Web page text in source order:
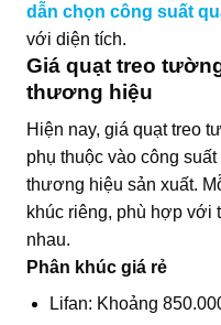
dẫn chọn công suất
với diện tích.
Giá quạt treo
thương hiệu
Hiện nay, giá quạt treo
phụ thuộc vào công
thương hiệu sản xuất.
khúc riêng, phù hợp với
nhau.
Phân khúc giá rẻ
Lifan: Khoảng